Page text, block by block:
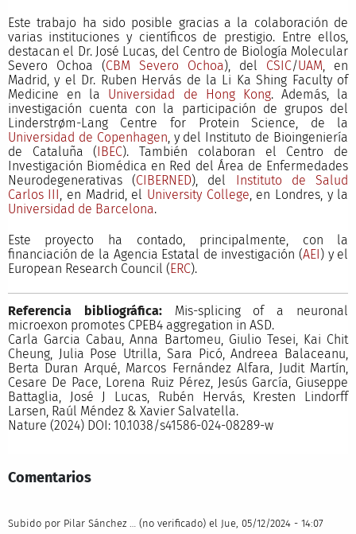
Este trabajo ha sido posible gracias a la colaboración de
varias instituciones y científicos de prestigio. Entre ellos,
destacan el Dr. José Lucas, del Centro de Biología Molecular
Severo Ochoa (CBM Severo Ochoa), del CSIC/UAM , en
Madrid, y el Dr. Ruben Hervás de la Li Ka Shing Faculty of
Medicine en la Universidad de Hong Kong. Además, la
investigación cuenta con la participación de grupos del
Linderstrøm-Lang Centre for Protein Science, de la
Universidad de Copenhagen , y del Instituto de Bioingeniería
de Cataluña (IBEC). También colaboran el Centro de
Investigación Biomédica en Red del Área de Enfermedades
Neurodegenerativas (CIBERNED), del Instituto de Salud
Carlos III
, en Madrid, el University College , en Londres, y la
Universidad de Barcelona.
Este proyecto ha contado, principalmente, con la
financiación de la Agencia Estatal de investigación (AEI) y el
European Research Council (ERC).
Referencia bibliográfica: Mis-splicing of a neuronal
microexon promotes CPEB4 aggregation in ASD.
Carla Garcia Cabau, Anna Bartomeu, Giulio Tesei, Kai Chit
Cheung, Julia Pose Utrilla, Sara Picó, Andreea Balaceanu,
Berta Duran Arqué, Marcos Fernández Alfara, Judit Martín,
Cesare De Pace, Lorena Ruiz Pérez, Jesús García, Giuseppe
Battaglia, José J Lucas, Rubén Hervás, Kresten Lindorff
Larsen, Raúl Méndez & Xavier Salvatella.
Nature (2024) DOI: 10.1038/s41586-024-08289-w
Comentarios
Subido por Pilar Sánchez … (no verificado) el Jue, 05/12/2024 - 14:07